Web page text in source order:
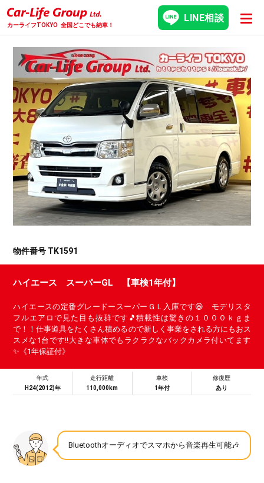
カーライフTOKYO 全国どこでも納車！
LINE相談
物件番号 TK1591
ハイエース スーパーGL 【車検1年付】
ハイエースの定番グレードースーパーＧＬ入庫です😆 モデリスタ
フルエアロで見た目も抜群です🎵積載性は驚きの１０００ｋｇま
で！！仕事道具をたくさん積めるので新しく事業をされる方にもおス
スメな1台です‼️大きな車体でもラクラクなバックカメラ付いてます
✨《1年保証付》
年式
H24(2012)年
走行距離
110,000km
車検
1年付
修復歴
あり
Bluetoothオーディオでスマホから音楽再生可能🎶